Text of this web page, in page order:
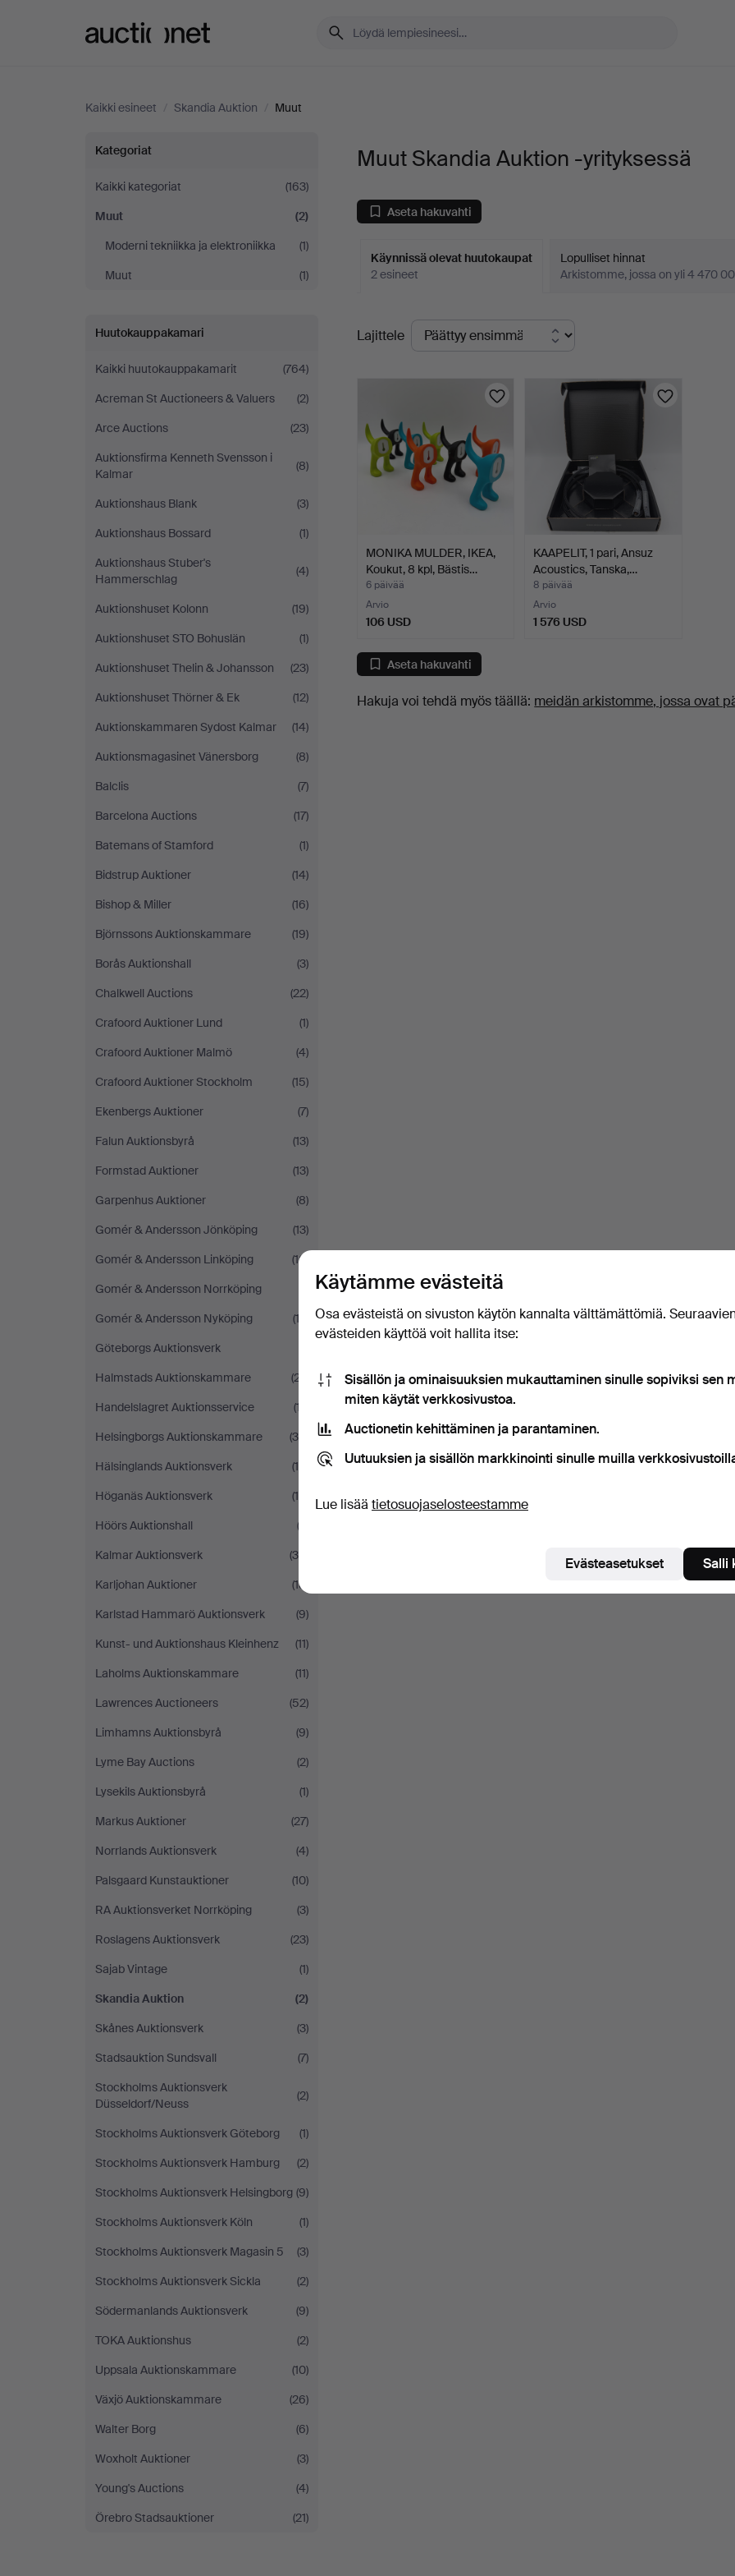
Kaikki esineet / Skandia Auktion / Muut
Muut
Skandia
Auktion
Kategoriat
Kaikki kategoriat
(163)
Muut
(2)
Moderni tekniikka ja elektroniikka
(1)
Muut
(1)
Huutokauppakamari
Kaikki huutokauppakamarit
(764)
Acreman St Auctioneers & Valuers
(2)
Arce Auctions
(23)
Auktionsfirma Kenneth Svensson i
Kalmar
(8)
Auktionshaus Blank
(3)
Auktionshaus Bossard
(1)
Auktionshaus Stuber's
Hammerschlag
(4)
Auktionshuset Kolonn
(19)
Auktionshuset STO Bohuslän
(1)
Auktionshuset Thelin & Johansson
(23)
Auktionshuset Thörner & Ek
(12)
Auktionskammaren Sydost Kalmar
(14)
Auktionsmagasinet Vänersborg
(8)
Balclis
(7)
Barcelona Auctions
(17)
Batemans of Stamford
(1)
Bidstrup Auktioner
(14)
Bishop & Miller
(16)
Björnssons Auktionskammare
(19)
Borås Auktionshall
(3)
Chalkwell Auctions
(22)
Crafoord Auktioner Lund
(1)
Crafoord Auktioner Malmö
(4)
Crafoord Auktioner Stockholm
(15)
Ekenbergs Auktioner
(7)
Falun Auktionsbyrå
(13)
Formstad Auktioner
(13)
Garpenhus Auktioner
(8)
Gomér & Andersson Jönköping
(13)
Gomér & Andersson Linköping
(16)
Gomér & Andersson Norrköping
Gomér & Andersson Nyköping
(12)
Göteborgs Auktionsverk
Halmstads Auktionskammare
(27)
Handelslagret Auktionsservice
(17)
Helsingborgs Auktionskammare
(39)
Hälsinglands Auktionsverk
(14)
Höganäs Auktionsverk
(16)
Höörs Auktionshall
(2)
Kalmar Auktionsverk
(34)
Karljohan Auktioner
(18)
Karlstad Hammarö Auktionsverk
(9)
Kunst- und Auktionshaus Kleinhenz
(11)
Laholms Auktionskammare
(11)
Lawrences Auctioneers
(52)
Limhamns Auktionsbyrå
(9)
Lyme Bay Auctions
(2)
Lysekils Auktionsbyrå
(1)
Markus Auktioner
(27)
Norrlands Auktionsverk
(4)
Palsgaard Kunstauktioner
(10)
RA Auktionsverket Norrköping
(3)
Roslagens Auktionsverk
(23)
Sajab Vintage
(1)
Skandia Auktion
(2)
Skånes Auktionsverk
(3)
Stadsauktion Sundsvall
(7)
Stockholms Auktionsverk
Düsseldorf/Neuss
(2)
Stockholms Auktionsverk Göteborg
(1)
Stockholms Auktionsverk Hamburg
(2)
Stockholms Auktionsverk Helsingborg (9)
Stockholms Auktionsverk Köln
(1)
Stockholms Auktionsverk Magasin 5
(3)
Stockholms Auktionsverk Sickla
(2)
Södermanlands Auktionsverk
(9)
TOKA Auktionshus
(2)
Uppsala Auktionskammare
(10)
Växjö Auktionskammare
(26)
Walter Borg
(6)
Woxholt Auktioner
(3)
Young's Auctions
(4)
Örebro Stadsauktioner
(21)
Muut Skandia Auktion -yrityksessä
Aseta hakuvahti
Käynnissä olevat huutokaupat
2 esineet
Lopulliset hinnat
Arkistomme, jossa on yli 4 470
Käynnissä
olevat
huutokaupat
Lajittele
MONIKA MULDER, IKEA,
Koukut, 8 kpl, Bästis…
6 päivää
Arvio
106 USD
KAAPELIT, 1 pari, Ansuz
Acoustics, Tanska,…
8 päivää
Arvio
1 576 USD
Aseta hakuvahti
Hakuja voi tehdä myös täällä: meidän arkistomme, jossa ovat
Käytämme evästeitä
Osa evästeistä on sivuston käytön kannalta välttämättömiä.
evästeiden käyttöä voit hallita itse:
Sisällön ja ominaisuuksien mukauttaminen sinulle sopiviksi sen
miten käytät verkkosivustoa.
Auctionetin kehittäminen ja parantaminen.
Uutuuksien ja sisällön markkinointi sinulle muilla
Lue lisää tietosuojaselosteestamme
Evästeasetukset Salli